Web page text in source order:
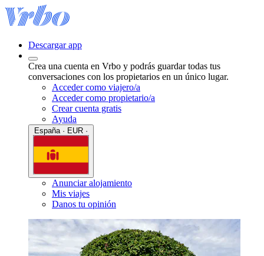
Descargar app
Crea una cuenta en Vrbo y podrás guardar todas tus
conversaciones con los propietarios en un único lugar.
Acceder como viajero/a
Acceder como propietario/a
Crear cuenta gratis
Ayuda
Anunciar alojamiento
Mis viajes
Danos tu opinión